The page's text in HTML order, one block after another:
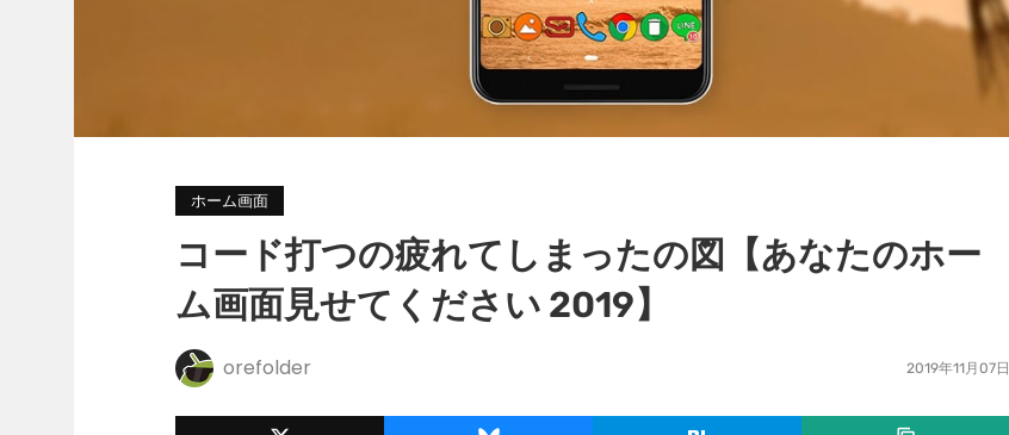
ホーム画面
コード打つの疲れてしまったの図【あなたのホー
ム画面見せてください 2019】
orefolder 2019年11月07日